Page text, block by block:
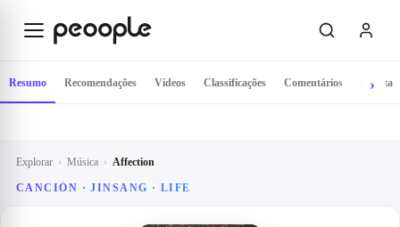
Explorar › Música › Affection
CANCIÓN · JINSANG · LIFE
Resumo Recomendações Vídeos Classificações Comentários Artista